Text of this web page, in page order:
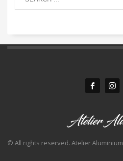
© All rights reserved. Atelier Aluminium